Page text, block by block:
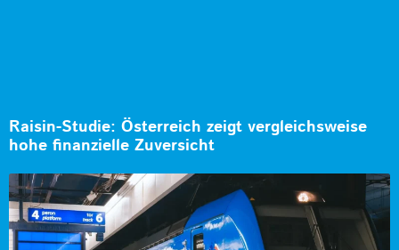
Raisin-Studie: Österreich zeigt vergleichsweise
hohe finanzielle Zuversicht